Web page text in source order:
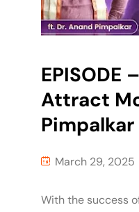
Attract
Pimpalkar
March 29, 2025
With the success